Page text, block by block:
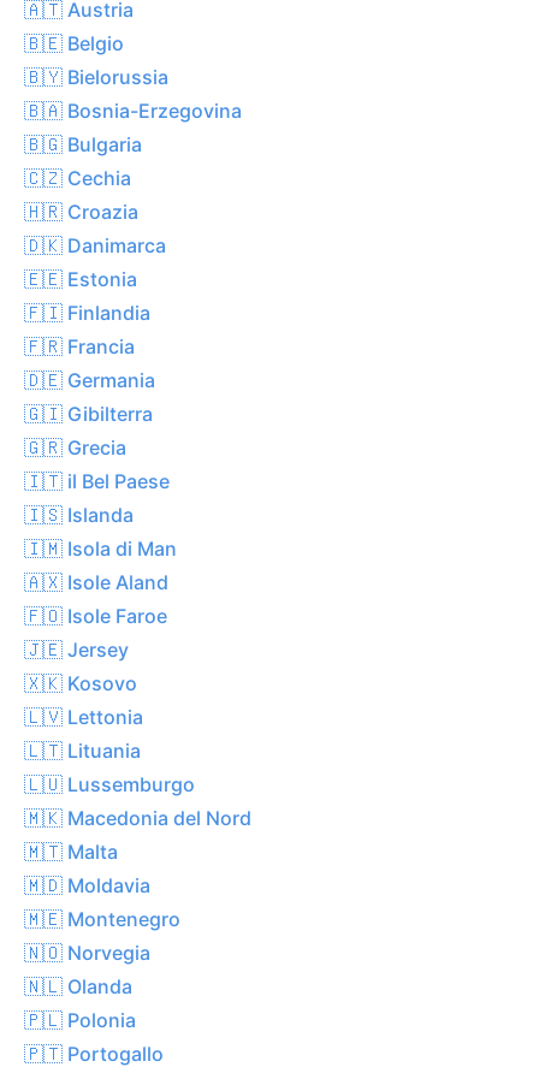
🇦🇹 Austria
🇧🇪 Belgio
🇧🇾 Bielorussia
🇧🇦 Bosnia-Erzegovina
🇧🇬 Bulgaria
🇨🇿 Cechia
🇭🇷 Croazia
🇩🇰 Danimarca
🇪🇪 Estonia
🇫🇮 Finlandia
🇫🇷 Francia
🇩🇪 Germania
🇬🇮 Gibilterra
🇬🇷 Grecia
🇮🇹 il Bel Paese
🇮🇸 Islanda
🇮🇲 Isola di Man
🇦🇽 Isole Aland
🇫🇴 Isole Faroe
🇯🇪 Jersey
🇽🇰 Kosovo
🇱🇻 Lettonia
🇱🇹 Lituania
🇱🇺 Lussemburgo
🇲🇰 Macedonia del Nord
🇲🇹 Malta
🇲🇩 Moldavia
🇲🇪 Montenegro
🇳🇴 Norvegia
🇳🇱 Olanda
🇵🇱 Polonia
🇵🇹 Portogallo